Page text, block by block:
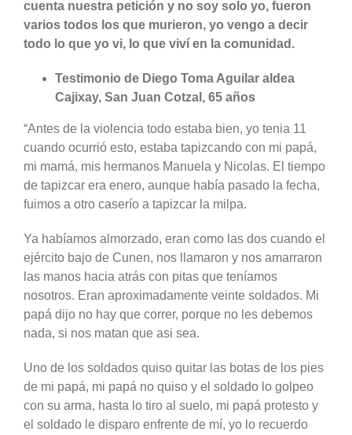
cuenta nuestra petición y no soy solo yo, fueron
varios todos los que murieron, yo vengo a decir
todo lo que yo vi, lo que viví en la comunidad.
Testimonio de Diego Toma Aguilar aldea
Cajixay, San Juan Cotzal, 65 años
“Antes de la violencia todo estaba bien, yo tenia 11
cuando ocurrió esto, estaba tapizcando con mi papá,
mi mamá, mis hermanos Manuela y Nicolas. El tiempo
de tapizcar era enero, aunque había pasado la fecha,
fuimos a otro caserío a tapizcar la milpa.
Ya habíamos almorzado, eran como las dos cuando el
ejército bajo de Cunen, nos llamaron y nos amarraron
las manos hacia atrás con pitas que teníamos
nosotros. Eran aproximadamente veinte soldados. Mi
papá dijo no hay que correr, porque no les debemos
nada, si nos matan que asi sea.
Uno de los soldados quiso quitar las botas de los pies
de mi papá, mi papá no quiso y el soldado lo golpeo
con su arma, hasta lo tiro al suelo, mi papá protesto y
el soldado le disparo enfrente de mí, yo lo recuerdo